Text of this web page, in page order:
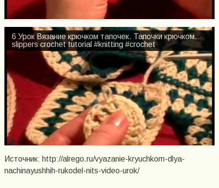
6 Урок Вязание крючком тапочек. Тапочки крючком.
slippers crochet tutorial #knitting #crochet
Источник: http://alrego.ru/vyazanie-kryuchkom-dlya-
nachinayushhih-rukodel-nits-video-urok/